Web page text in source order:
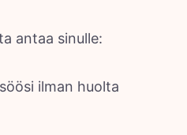
antaa sinulle:
ilman huolta